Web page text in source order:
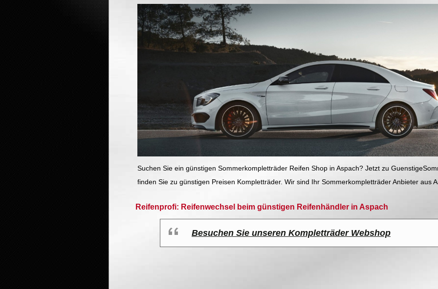
Suchen Sie ein günstigen Sommerkompletträder Reifen Shop in Aspach? Jetzt zu
finden Sie zu günstigen Preisen Kompletträder. Wir sind Ihr Sommerkompletträder Anbieter aus
Reifenprofi: Reifenwechsel beim günstigen Reifenhändler in Aspach
Besuchen Sie unseren Kompletträder Webshop